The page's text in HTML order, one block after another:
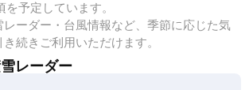
を予定しています。
ーダー・台風情報など、季節に応じた気
続きご利用いただけます。
レーダー